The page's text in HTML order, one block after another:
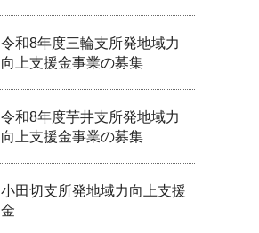
令和8年度三輪支所発地域力
向上支援金事業の募集
令和8年度芋井支所発地域力
向上支援金事業の募集
小田切支所発地域力向上支援
金